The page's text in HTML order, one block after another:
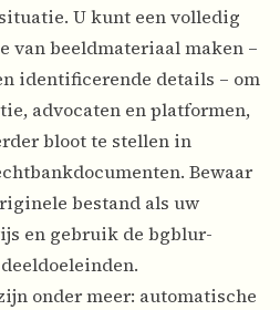
U kunt een volledig
van beeldmateriaal maken –
identificerende details – om
advocaten en platformen,
bloot te stellen in
Bewaar
bestand als uw
en gebruik de bgblur-
onder meer: automatische